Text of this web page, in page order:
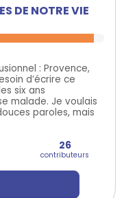
DE NOTRE VIE
: Provence,
d’écrire ce
six ans
malade. Je voulais
paroles, mais
26
contributeurs